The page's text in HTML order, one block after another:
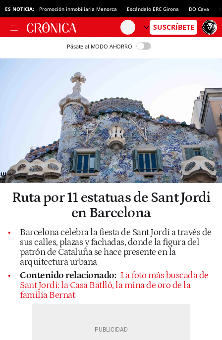
ES NOTICIA: Promoción inmobiliaria Menorca Escándalo ERC Girona DO Cava
Pásate al MODO AHORRO
Ruta por 11 estatuas de Sant Jordi
en Barcelona
Barcelona celebra la fiesta de Sant Jordi a través de
sus calles, plazas y fachadas, donde la figura del
patrón de Cataluña se hace presente en la
arquitectura urbana
Contenido relacionado: La foto más buscada de
Sant Jordi: la Casa Batlló, la mina de oro de la
familia Bernat